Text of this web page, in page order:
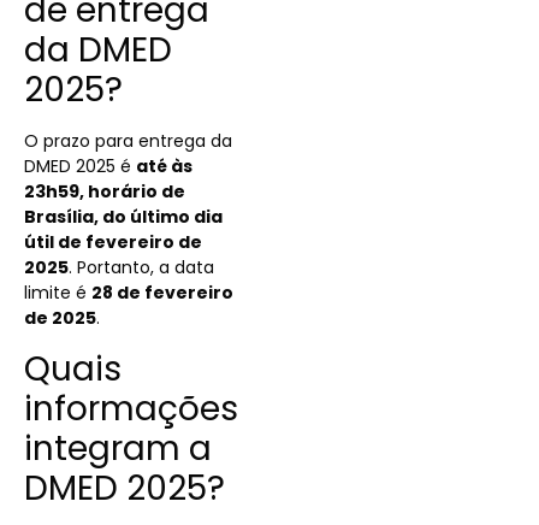
de entrega
da DMED
2025?
O prazo para entrega da
DMED 2025 é até às
23h59, horário de
Brasília, do último dia
útil de fevereiro de
2025. Portanto, a data
limite é 28 de fevereiro
de 2025.
Quais
informações
integram a
DMED 2025?